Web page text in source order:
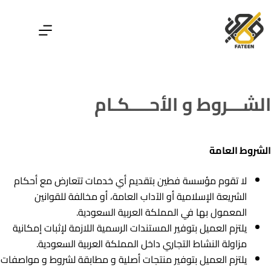
الشـــروط و الأحــــكـام
الشروط العامة
لا تقوم مؤسسة فطين بتقديم أي خدمات تتعارض مع أحكام
الشريعة الإسلامية أو الآداب العامة، أو مخالفة للقوانين
المعمول بها في المملكة العربية السعودية.
يلتزم العميل بتوفير المستندات الرسمية اللازمة لإثبات إمكانية
مزاولة النشاط التجاري داخل المملكة العربية السعودية.
يلتزم العميل بتوفير منتجات أصلية و مطابقة لشروط و مواصفات